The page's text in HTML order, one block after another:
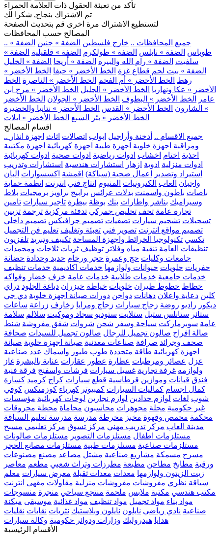
تأكد من تعبئة الحقول ذات العلامة الحمراء
تم الاشتراك بنجاح, شكرا لك
لتستطيع الاشتراك مرة اخرى قم بتحديث الصفحة
المصالح حسب المحافظات
.. جميع المحافظات .. خارج فلسطين الضفة » جنين الضفة »
طوباس الضفة » نابلس الضفة » طولكرم الضفة » قلقيلية الضفة »
سلفيت الضفة » رام الله والبيره الضفة » أريحا الضفة » الخليل
الضفة » بيت لحم قطاع غزة الخط الأخضر » حيفا الخط الأخضر »
رهط الخط الأخضر » أم الفحم الخط الأخضر » الناصرة الخط
الأخضر » عكا ونهاريا الخط الأخضر » الجليل الخط الأخضر » مرج ابن
عامر
الخط الأخضر » البطوف الخط الأخضر » الجولان الخط الأخضر
» الشارون الخط الأخضر » القدس الخط الأخضر » نتانيا والخضيرة
الخط الأخضر » بئر السبع الخط الأخضر » ايلات
اقسام المصالح
.. جميع الاقسام .. أدخنة وأراجيل ابواب اتصالات اثاث اجهزة انذار
ومراقبة اجهزة خلوية اجهزة طبية اجهزة كهربائية اجهزة مكتبية
احذية اختام اخشاب ادوات رياضية ادوات صحية ادوات كهربائية
ادوات منزلية ادوية ازهار استشارات هندسية استشارات وتدريب
استيراد وتصدير
اعمال صحية (سباكة) اقمشة اكسسوارات البان
واجبان العاب الكترونيات المنيوم انتاج فني انترنت انظمة حماية
باصات باطون واسمنت بدلات عرائس برابيج براويز برمجيات بلاط
وسيراميك بناشر واطارات بنك بوظة بيطرة تاجير سيارات تامين
تجارة عامة تحف تخليص جمركي تدفئة مركزية ترجمة تزيين
تسجيلات تشحيم سيارات تصفيات تصميم جرافيكس تصميم داخلي
تصميم مواقع انترنت تصوير فني تعبئة وتغليف تعليم فن التجميل
تكسي تكنولوجيا الخرائط واجهزة المساحة تكييف وتبريد تلفزيون
تنظيفات العامة تنقية مياه وفلاتر توظيف ثريات ثلاجات ومجمدات
جامعات وكليات حج وعمرة حجر ورخام حديد وحدادة حضانة
حفريات حلويات حيوانات ولوازمها خدمات اكاديمية خدمات تنظيف
خدمات جامعية خدمات طلابية خدمات عامة خزف خضار وفواكه
خطاط خطوط طيران خلويات خياطة خيزران دباغة الجلود دراي
كلين دعاية واعلان دهانات دواجن دورات صيانة اجهزة خلوية دي جي
ديكور راديو روضة زجاج سيارات زجاج ومرايا زخارف زراعة ساعات
ستائر ستانلس ستيل ستلايت ستوديو سجاد وموكيت سلالم سلامة
عامة سوبرماركت سياحة وسفر شحن شروات شقق مفروشة شنط
صالة افراح صالون تجميل للرجال صالون تجميل للسيدات صحافة
صحف وجرائد صرافة صناعات معدنية صيانة اجهزة خلوية صيانة
اجهزة كهربائية طاقة متجددة طوب طيور واسماك عدد صناعية
عزل عصائر ومرطبات عطارة عطور عقارات عناية بالبشرة غاز
ولوازمه غرفة تجارية غسيل سيارات فرشات واسفنج فرقة فنية
فندق قبانات وموازين قرطاسية قطع سيارات كراج كرميد كسارة
كمال اجسام كماليات السيارات كمبيوتر كهرباء كوزمتكس كوفي
شوب لغات لوازم حدادين لوازم نجارين لوحات كهربائية مؤسسات
غير حكومية مجلة مجوهرات محاسبون محاماة محطة محروقات
محكمة محمص وقهوة مخبز مخرطة مدرسة مدرسة تعليم السياقة
مدينة العاب مركز تدريب مهني مركز تسوق مركز تعليمي مسبح
مستلزمات اطفال مستلزمات التصوير مستلزمات صالونات
مستلزمات صناعية مستلزمات طبية مستلزمات مصانع الحجر
مسرح مسمكة مشاريع صناعية مشتل مصاعد مصنع مصنوعات
ورقية مطابخ مطاحن مطبعة مطرزات وتراث شعبي مطعم معاصر
زيت الزيتون ولوازمها معدات معدات ثقيلة معرض سيارات معلم
سياقة نظري مفروشات مفروشات منزلية مقاولات مقهى انترنت
مكتب هندسي مكتبة ملابس ملحمة منتجع سياحي منجرة منسوجات
مواد بناء مواد تجميل مواد تنظيف مواد غذائية موسيقى ميكنة
صناعية نادي رياضي نايلون نايلون وبلاستيك نثريات نقابات نقليات
هدايا هيدروليك وزارات ودوائر حكومية وكالة سيارات
الأقسام الرئيسية